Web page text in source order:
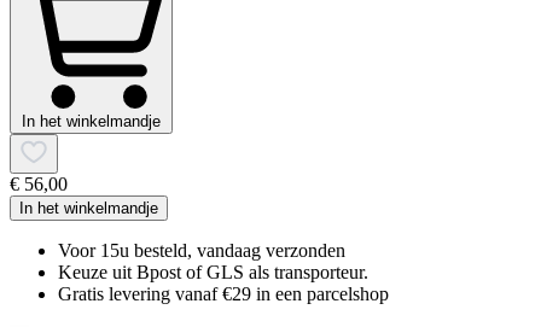
In het winkelmandje
€ 56,00
In het winkelmandje
Voor 15u besteld, vandaag verzonden
Keuze uit Bpost of GLS als transporteur.
Gratis levering vanaf €29 in een parcelshop